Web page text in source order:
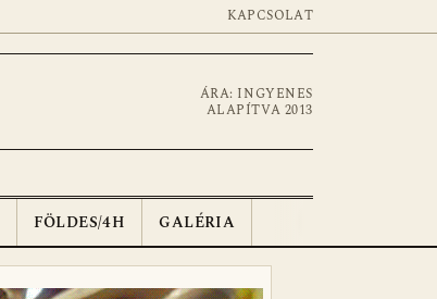
KAPCSOLAT
ÁRA: INGYENES
ALAPÍTVA 2013
FÖLDES/4H GALÉRIA